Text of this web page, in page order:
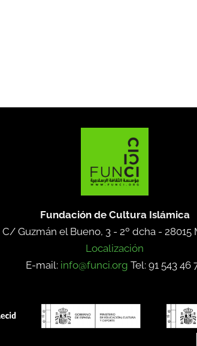
Fundación de Cultura Islámica
C/ Guzmán el Bueno, 3 - 2º dcha - 28015
Localización
E-mail: info@funci.org Tel: 91 543 46